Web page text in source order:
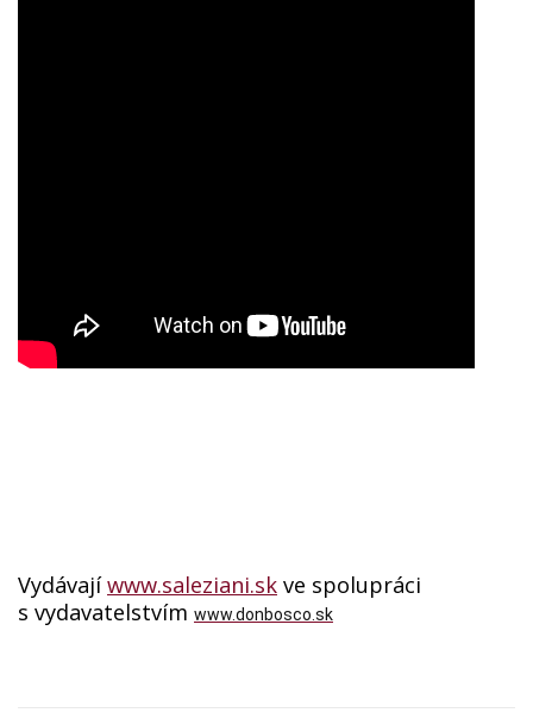
Vydávajíwww.saleziani.sk ve spolupráci
s vydavatelstvím www.donbosco.sk